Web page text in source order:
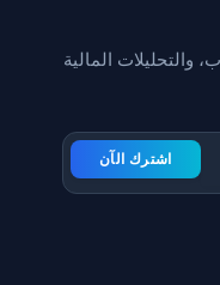
المالية
اشترك الآن